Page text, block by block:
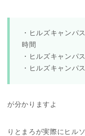
・ヒルズキャンパ
時間
・ヒルズキャンパ
・ヒルズキャンパ
が分かりますよ
りとまろが実際にヒル